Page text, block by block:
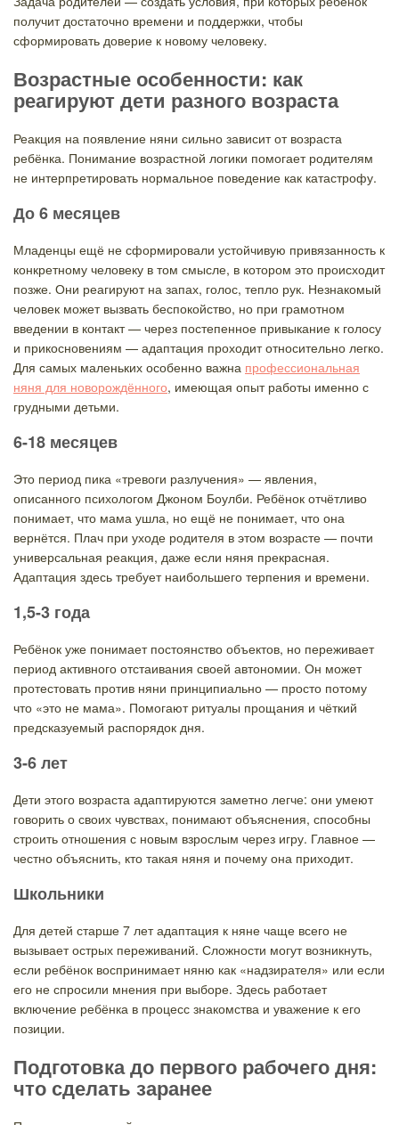
получит достаточно времени и поддержки, чтобы
сформировать доверие к новому человеку.
Возрастные особенности: как
реагируют дети разного возраста
Реакция на появление няни сильно зависит от возраста
ребёнка. Понимание возрастной логики помогает родителям
не интерпретировать нормальное поведение как катастрофу.
До 6 месяцев
Младенцы ещё не сформировали устойчивую привязанность к
конкретному человеку в том смысле, в котором это происходит
позже. Они реагируют на запах, голос, тепло рук. Незнакомый
человек может вызвать беспокойство, но при грамотном
введении в контакт — через постепенное привыкание к голосу
и прикосновениям — адаптация проходит относительно легко.
Для самых маленьких особенно важна профессиональная
няня для новорождённого, имеющая опыт работы именно с
грудными детьми.
6-18 месяцев
Это период пика «тревоги разлучения» — явления,
описанного психологом Джоном Боулби. Ребёнок отчётливо
понимает, что мама ушла, но ещё не понимает, что она
вернётся. Плач при уходе родителя в этом возрасте — почти
универсальная реакция, даже если няня прекрасная.
Адаптация здесь требует наибольшего терпения и времени.
1,5-3 года
Ребёнок уже понимает постоянство объектов, но переживает
период активного отстаивания своей автономии. Он может
протестовать против няни принципиально — просто потому
что «это не мама». Помогают ритуалы прощания и чёткий
предсказуемый распорядок дня.
3-6 лет
Дети этого возраста адаптируются заметно легче: они умеют
говорить о своих чувствах, понимают объяснения, способны
строить отношения с новым взрослым через игру. Главное —
честно объяснить, кто такая няня и почему она приходит.
Школьники
Для детей старше 7 лет адаптация к няне чаще всего не
вызывает острых переживаний. Сложности могут возникнуть,
если ребёнок воспринимает няню как «надзирателя» или если
его не спросили мнения при выборе. Здесь работает
включение ребёнка в процесс знакомства и уважение к его
позиции.
Подготовка до первого рабочего дня:
что сделать заранее